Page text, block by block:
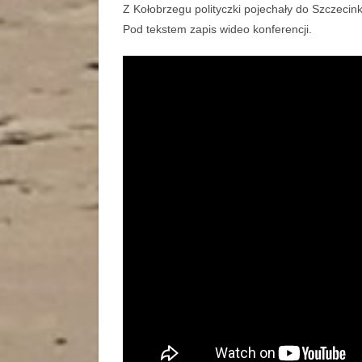
Z Kołobrzegu polityczki pojechały do
Pod tekstem zapis wideo konferencji.